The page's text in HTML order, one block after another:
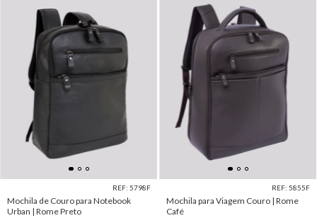
REF: 5798F
Mochila de Couro para Notebook
Urban | Rome Preto
REF: 5855F
Mochila para Viagem Couro | Rome
Café